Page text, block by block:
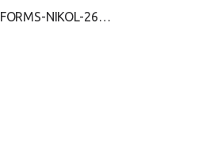
ΓΥΝΑΙΚΕΙΑ FLATFORMS-NIKOL-2699-0335-ΜΑΥΡΟ